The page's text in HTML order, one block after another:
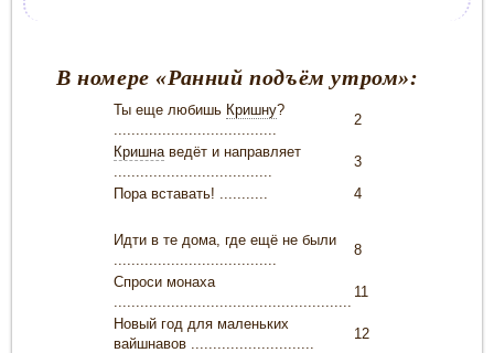
В номере «Ранний подъём утром»:
Ты еще любишь Кришну?
2
Кришна ведёт и направляет
3
Пора вставать!
4
Идти в те дома, где ещё не были
8
Спроси монаха
11
Новый год для маленьких
вайшнавов ............................
12